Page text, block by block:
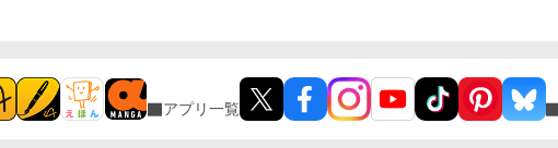
アプリ一覧